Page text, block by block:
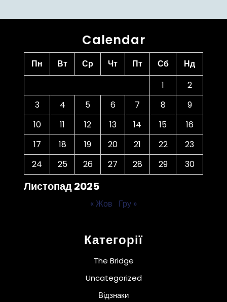
Calendar
Листопад 2025
Пн Вт Ср Чт Пт Сб
Нд
1
2
3
4 5 6 7 8
9
10
11 12 13 14 15
16
17
18 19 20 21 22
23
24
25 26 27 28 29 30
« Жов Гру »
Категорії
The Bridge
Uncategorized
Відзнаки